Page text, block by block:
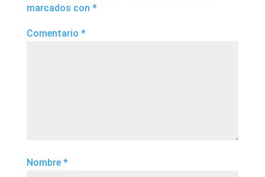
marcados con *
Comentario *
Nombre *